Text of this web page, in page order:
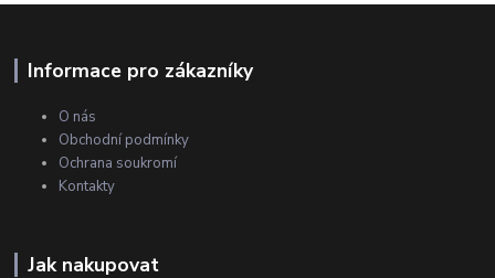
Informace pro zákazníky
O nás
Obchodní podmínky
Ochrana soukromí
Kontakty
Jak nakupovat